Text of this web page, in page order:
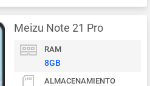
Meizu Note 21 Pro
RAM
8GB
ALMACENAMIENTO